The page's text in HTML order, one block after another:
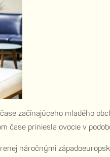
začínajúceho mladého
čase priniesla ovocie v
náročnými